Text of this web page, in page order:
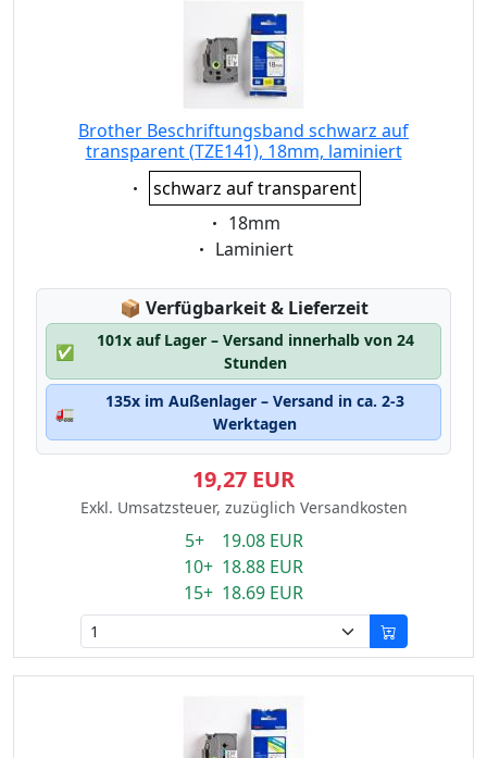
Brother Beschriftungsband schwarz auf
transparent (TZE141), 18mm, laminiert
Eigenschaft:
schwarz auf transparent
Eigenschaft:
18mm
Eigenschaft:
Laminiert
📦 Lagerstatus:
Verfügbarkeit & Lieferzeit
✅
101x auf Lager – Versand innerhalb von 24
Stunden
🚛
135x im Außenlager – Versand in ca. 2-3
Werktagen
19,27 EUR
Exkl. Umsatzsteuer, zuzüglich Versandkosten
5+ 19.08 EUR
10+ 18.88 EUR
15+ 18.69 EUR